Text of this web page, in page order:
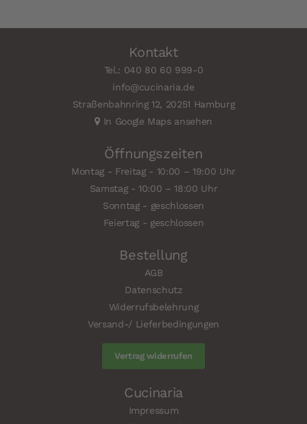
Kontakt
Tel.: 040 80 60 999-0
info@cucinaria.de
Straßenbahnring 12, 20251 Hamburg
In Google Maps ansehen
Öffnungszeiten
Montag - Freitag - 10:00 – 19:00 Uhr
Samstag - 10:00 – 18:00 Uhr
Sonntag - geschlossen
Feiertag - geschlossen
Bestellung
AGB
Datenschutz
Widerrufsbelehrung
Versand-/ Lieferbedingungen
Vertrag widerrufen
Cucinaria
Impressum